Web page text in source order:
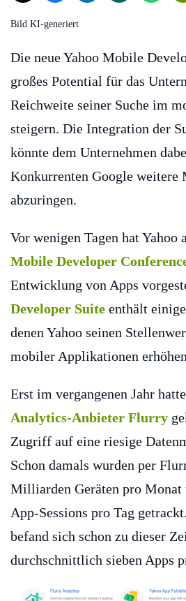
Bild KI-generiert
Die neue Yahoo Mobile
großes Potential für das
Reichweite seiner Suche im
steigern. Die Integration der
könnte dem Unternehmen
Konkurrenten Google weitere
abzuringen.
Vor wenigen Tagen hat Yahoo
Mobile Developer
Entwicklung von Apps
Developer Suite enthält
denen Yahoo seinen
mobiler Applikationen
Erst im vergangenen Jahr
Analytics-Anbieter Flurry
Zugriff auf eine riesige
Schon damals wurden per
Milliarden Geräten pro
App-Sessions pro Tag
befand sich schon zu dieser
durchschnittlich sieben Apps